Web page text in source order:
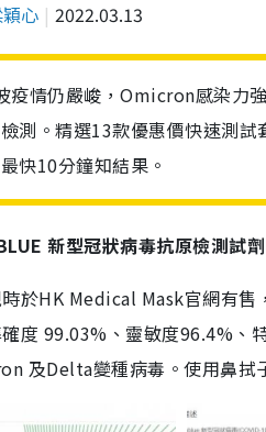
心 2022.03.13
疫情仍嚴峻，Omicron感染力
測。精選13款優惠價快速測
快10分鐘知結果。
新型冠狀病毒抗原檢測試劑
於HK Medical Mask官網有
度 99.03%、靈敏度96.4%、
及Delta變種病毒。使用鼻拭